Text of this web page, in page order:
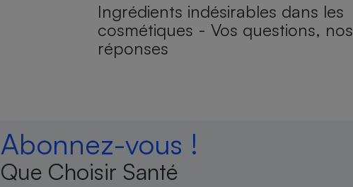
Ingrédients indésirables dans les
cosmétiques - Vos questions, nos
réponses
Abonnez-vous !
Que Choisir Santé